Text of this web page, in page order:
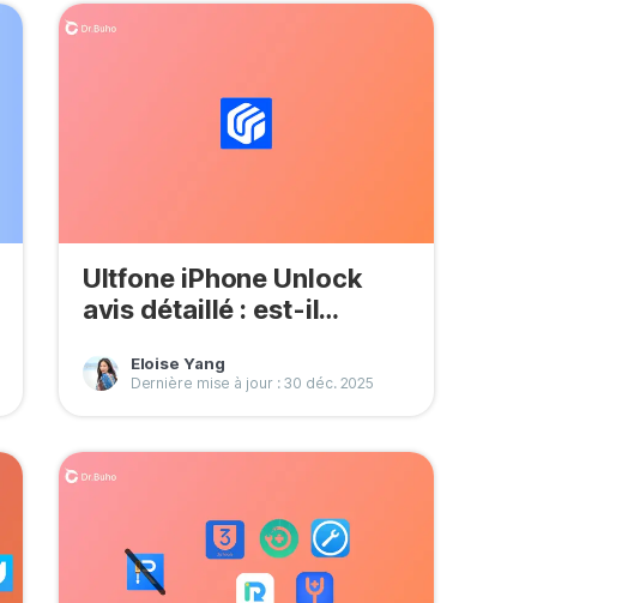
Ultfone iPhone Unlock
avis détaillé : est-il
Eloise Yang
Dernière mise à jour : 30 déc. 2025